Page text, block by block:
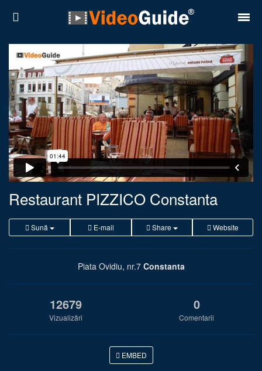
Restaurant PIZZICO Constanta
Sună E-mail Share Website
Piata Ovidiu, nr.7 Constanta
12679
Vizualizări
0
Comentarii
EMBED
Locuri
Destinații
Prețuri
Contact
Despre noi
Reguli de confidentialitate
Română
English